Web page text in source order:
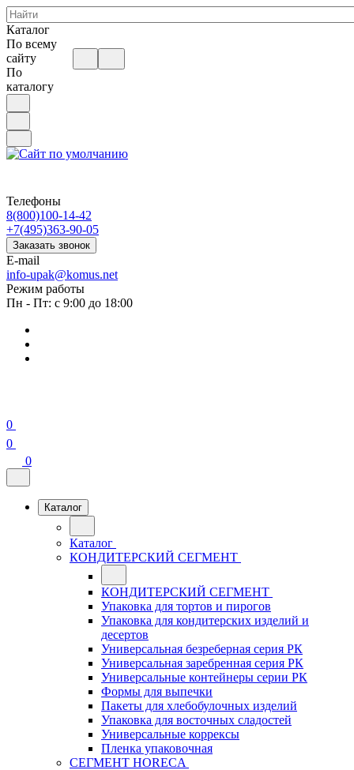
Каталог
По всему
сайту
По
каталогу
Телефоны
8(800)100-14-42
+7(495)363-90-05
Заказать звонок
E-mail
info-upak@komus.net
Режим работы
Пн - Пт: с 9:00 до 18:00
0
0
0
Каталог
Каталог
КОНДИТЕРСКИЙ СЕГМЕНТ
КОНДИТЕРСКИЙ СЕГМЕНТ
Упаковка для тортов и пирогов
Упаковка для кондитерских изделий и
десертов
Универсальная безреберная серия РК
Универсальная заребренная серия РК
Универсальные контейнеры серии РК
Формы для выпечки
Пакеты для хлебобулочных изделий
Упаковка для восточных сладостей
Универсальные коррексы
Пленка упаковочная
СЕГМЕНТ HORECA